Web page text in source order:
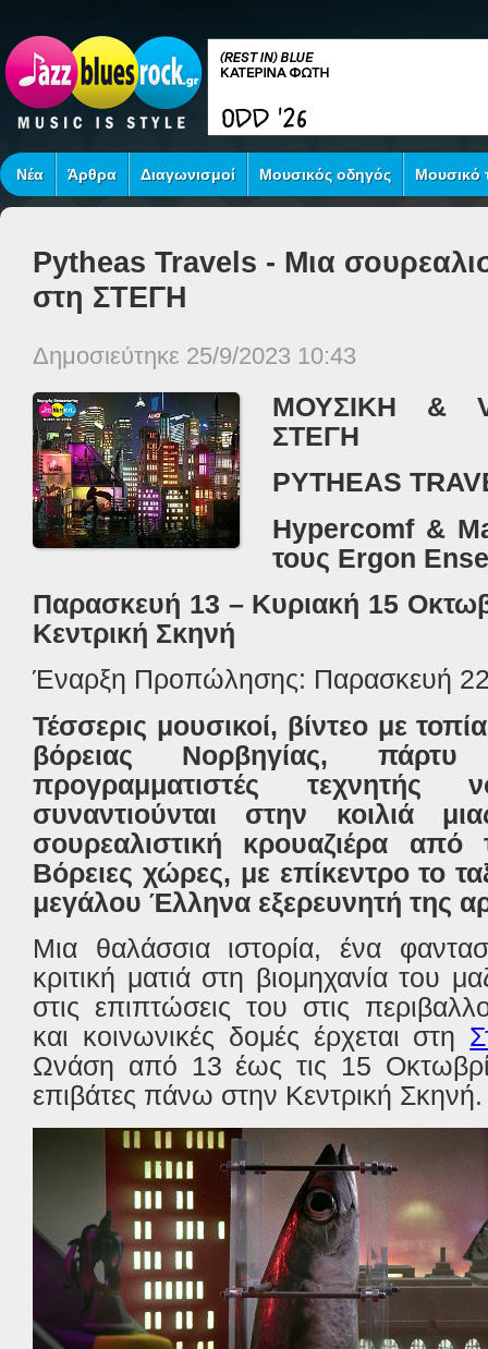
Νέα Άρθρα Διαγωνισμοί Μουσικός οδηγός Μουσικό
Pytheas Travels - Μια
στη ΣΤΕΓΗ
Δημοσιεύτηκε 25/9/2023 10:43
ΜΟΥΣΙΚΗ
&
ΣΤΕΓΗ
PYTHEAS
Hypercomf &
τους Ergon
Παρασκευή 13 – Κυριακή 15
Κεντρική Σκηνή
Έναρξη Προπώλησης: Παρασκευή
Τέσσερις μουσικοί, βίντεο με
βόρειας Νορβηγίας,
προγραμματιστές τεχνητής
συναντιούνται στην κοιλιά
σουρεαλιστική κρουαζιέρα από
Βόρειες χώρες, με επίκεντρο το
μεγάλου Έλληνα εξερευνητή της
Μια θαλάσσια ιστορία, ένα
κριτική ματιά στη βιομηχανία του
στις επιπτώσεις του στις
και κοινωνικές δομές έρχεται στη
Ωνάση από 13 έως τις 15
επιβάτες πάνω στην Κεντρική Σκηνή.